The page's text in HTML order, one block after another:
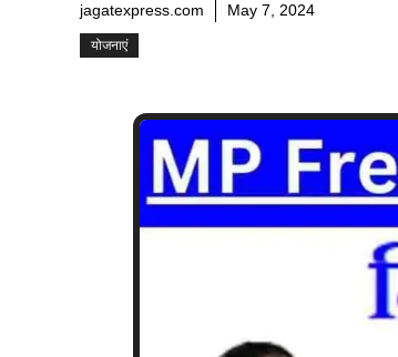
jagatexpress.com May 7, 2024
योजनाएं